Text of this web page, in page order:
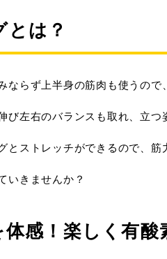
は？
ならず上半身の筋肉も使うので
左右のバランスも取れ、 立つ
とストレッチができるので、筋
いきませんか？
感！楽しく有酸